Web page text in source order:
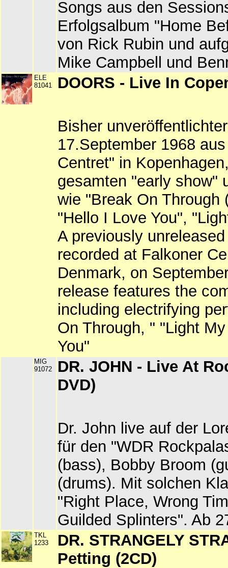
Songs aus den
Erfolgsalbum "Home
von Rick Rubin und
Mike Campbell und
ELE
81041
DOORS - Live In
Bisher
17.September 1968
Centret" in
gesamten "early show"
wie "Break On Through
"Hello I Love You",
A previously
recorded at Falkoner
Denmark, on
release features the
including electrifying
On Through, " "Light
You"
MIG
91072
DR. JOHN - Live At
DVD)
Dr. John live auf der
für den "WDR
(bass), Bobby Broom
(drums). Mit solchen
"Right Place, Wrong
Guilded Splinters". Ab
TKL
1233
DR. STRANGELY
Petting (2CD)